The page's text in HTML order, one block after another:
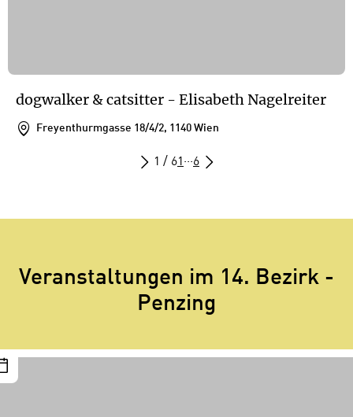
dogwalker & catsitter - Elisabeth Nagelreiter
Freyenthurmgasse 18/4/2, 1140 Wien
1 / 61 ···6
Veranstaltungen im 14. Bezirk -
Penzing